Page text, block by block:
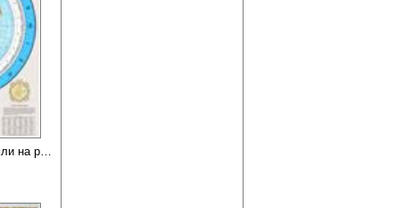
Карта плоской земли на русском языке